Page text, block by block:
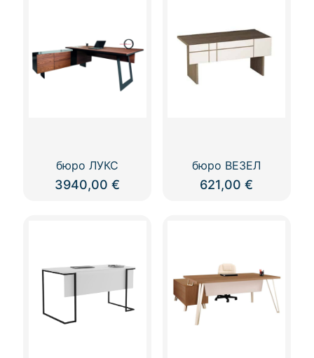
бюро ЛУКС
3940,00€
бюро ВЕЗЕЛ
621,00€